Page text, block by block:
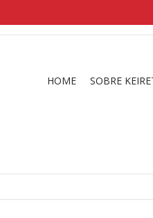
mediumthat cost
HOME SOBRE